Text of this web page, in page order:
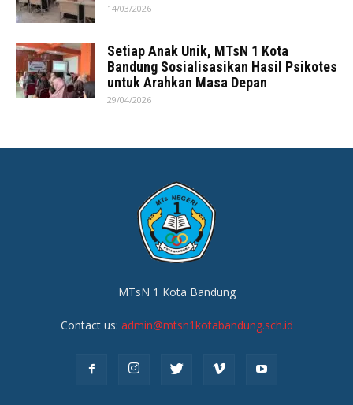
14/03/2026
Setiap Anak Unik, MTsN 1 Kota
Bandung Sosialisasikan Hasil Psikotes
untuk Arahkan Masa Depan
29/04/2026
MTsN 1 Kota Bandung
Contact us: admin@mtsn1kotabandung.sch.id